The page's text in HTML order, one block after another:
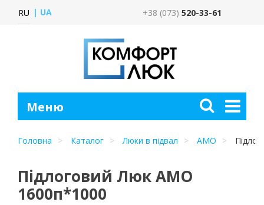
RU UA +38 (073) 520-33-61
Головна Каталог Люки в підвал АМО
Підлоговий Люк АМО
1600п*1000